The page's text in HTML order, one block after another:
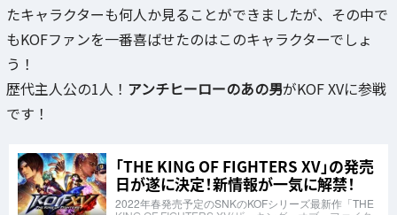
たキャラクターも何人か見ることができましたが、その中で
もKOFファンを一番喜ばせたのはこのキャラクターでしょ
う！
歴代主人公の1人！ アンチヒーローのあの男がKOF XVに参戦
です！